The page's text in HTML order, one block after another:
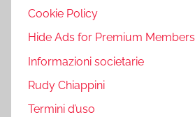
Cookie Policy
Hide Ads for Premium Members
Informazioni societarie
Rudy Chiappini
Termini d’uso